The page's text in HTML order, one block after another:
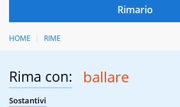
HOME RIME
Rima con: ballare
Sostantivi